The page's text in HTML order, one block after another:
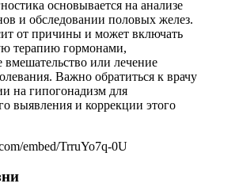
основывается на анализе
и обследовании половых желез.
от причины и может включать
терапию гормонами,
вмешательство или лечение
Важно обратиться к врачу
на гипогонадизм для
выявления и коррекции этого
embed/TrruYo7q-0U